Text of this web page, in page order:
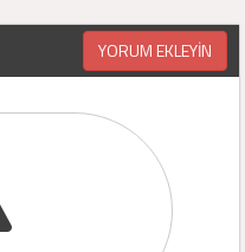
YORUM EKLEYİN